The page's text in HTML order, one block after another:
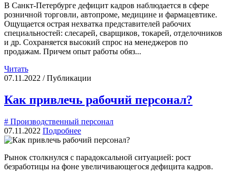
В Санкт-Петербурге дефицит кадров наблюдается в сфере
розничной торговли, автопроме, медицине и фармацевтике.
Ощущается острая нехватка представителей рабочих
специальностей: слесарей, сварщиков, токарей, отделочников
и др. Сохраняется высокий спрос на менеджеров по
продажам. Причем опыт работы обяз...
Читать
07.11.2022 / Публикации
Как привлечь рабочий персонал?
# Производственный персонал
07.11.2022 Подробнее
Рынок столкнулся с парадоксальной ситуацией: рост
безработицы на фоне увеличивающегося дефицита кадров.